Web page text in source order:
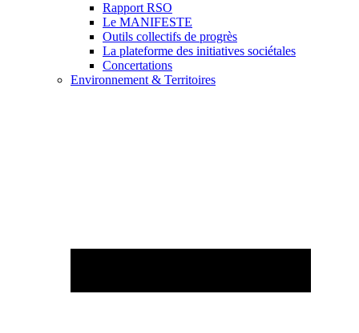
Rapport RSO
Le MANIFESTE
Outils collectifs de progrès
La plateforme des initiatives sociétales
Concertations
Environnement & Territoires